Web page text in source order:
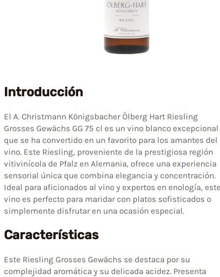
Introducción
El A. Christmann Königsbacher Ölberg Hart Riesling
Grosses Gewächs GG 75 cl es un vino blanco excepcional
que se ha convertido en un favorito para los amantes del
vino. Este Riesling, proveniente de la prestigiosa región
vitivinícola de Pfalz en Alemania, ofrece una experiencia
sensorial única que combina elegancia y concentración.
Ideal para aficionados al vino y expertos en enología,
vino es perfecto para maridar con platos sofisticados o
simplemente disfrutar en una ocasión especial.
Características
Este Riesling Grosses Gewächs se destaca por su
complejidad aromática y su delicada acidez. Presenta